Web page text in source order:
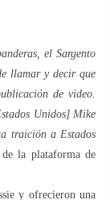
el Sargento
llamar y decir que
de video.
Unidos] Mike
traición a Estados
la plataforma de
y ofrecieron una